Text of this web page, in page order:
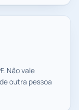
Não vale
outra pessoa